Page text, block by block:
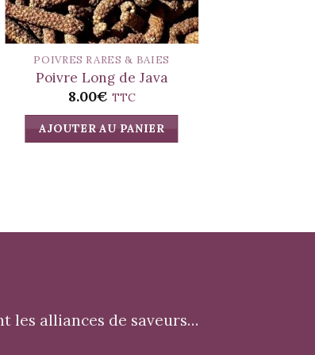
POIVRES RARES & BAIES
Poivre Long de Java
8.00€ TTC
AJOUTER AU PANIER
les alliances de saveurs…